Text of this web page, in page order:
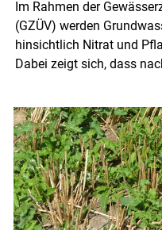
Skip to
Im Rahmen der
(GZÜV) werden
hinsichtlich Nitrat und
Dabei zeigt sich, dass